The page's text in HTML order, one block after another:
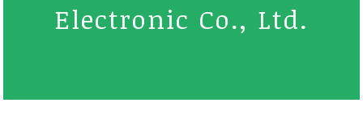
Electronic Co., Ltd.